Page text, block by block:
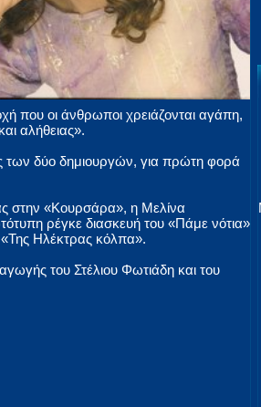
που οι άνθρωποι χρειάζονται αγάπη,
αλήθειας».
των δύο δημιουργών, για πρώτη φορά
στην «Κουρσάρα», η Μελίνα
ρέγκε διασκευή του «Πάμε νότια»
«Της Ηλέκτρας κόλπα».
του Στέλιου Φωτιάδη και του